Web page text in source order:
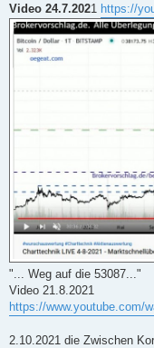
Video 24.7.2021 https://
"... Weg auf die 53087..."
Video 21.8.2021
https://www.youtube.com/
2.10.2021 die Zwischen